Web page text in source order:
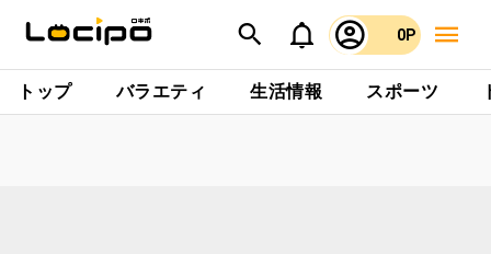
0P
トップ バラエティ 生活情報 スポーツ